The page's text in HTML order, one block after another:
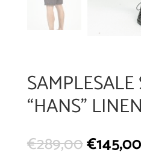
“HANS” LINEN
€289,00€145,00